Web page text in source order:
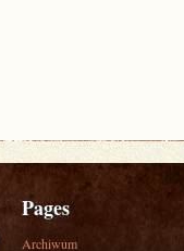
Pages
Archiwum